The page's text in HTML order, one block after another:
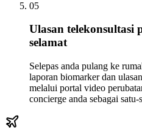
05
Ulasan telekonsultasi
selamat
Selepas anda pulang ke
laporan biomarker dan
melalui portal video
concierge anda sebagai